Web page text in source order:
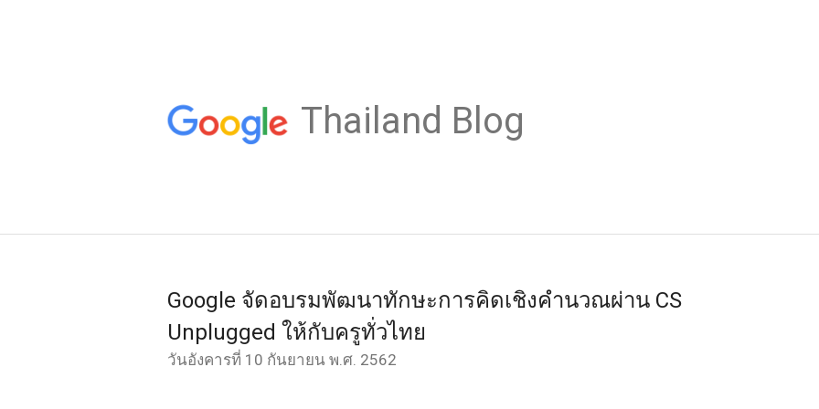
Thailand Blog
Google จัดอบรมพัฒนาทักษะการคิดเชิงคำนวณผ่าน CS
Unplugged ให้กับครูทั่วไทย
วันอังคารที่ 10 กันยายน พ.ศ. 2562